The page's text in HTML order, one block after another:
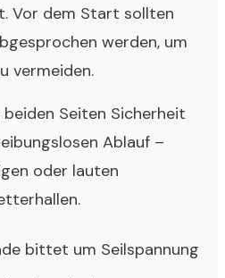
Vor dem Start sollten
werden, um
vermeiden.
beiden Seiten Sicherheit
Ablauf –
oder lauten
bittet um Seilspannung